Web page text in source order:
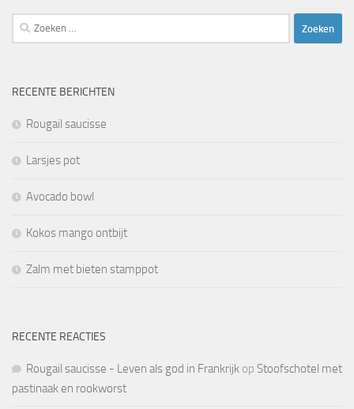
Zoeken
naar:
RECENTE BERICHTEN
Rougail saucisse
Larsjes pot
Avocado bowl
Kokos mango ontbijt
Zalm met bieten stamppot
RECENTE REACTIES
Rougail saucisse - Leven als god in Frankrijk op Stoofschotel met
pastinaak en rookworst